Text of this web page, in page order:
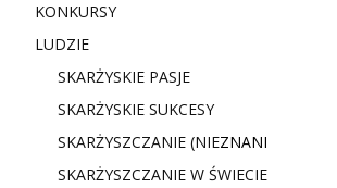
KONKURSY
LUDZIE
SKARŻYSKIE PASJE
SKARŻYSKIE SUKCESY
SKARŻYSZCZANIE (NIEZNANI
SKARŻYSZCZANIE W ŚWIECIE